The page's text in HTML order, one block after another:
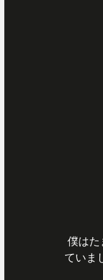
ていま